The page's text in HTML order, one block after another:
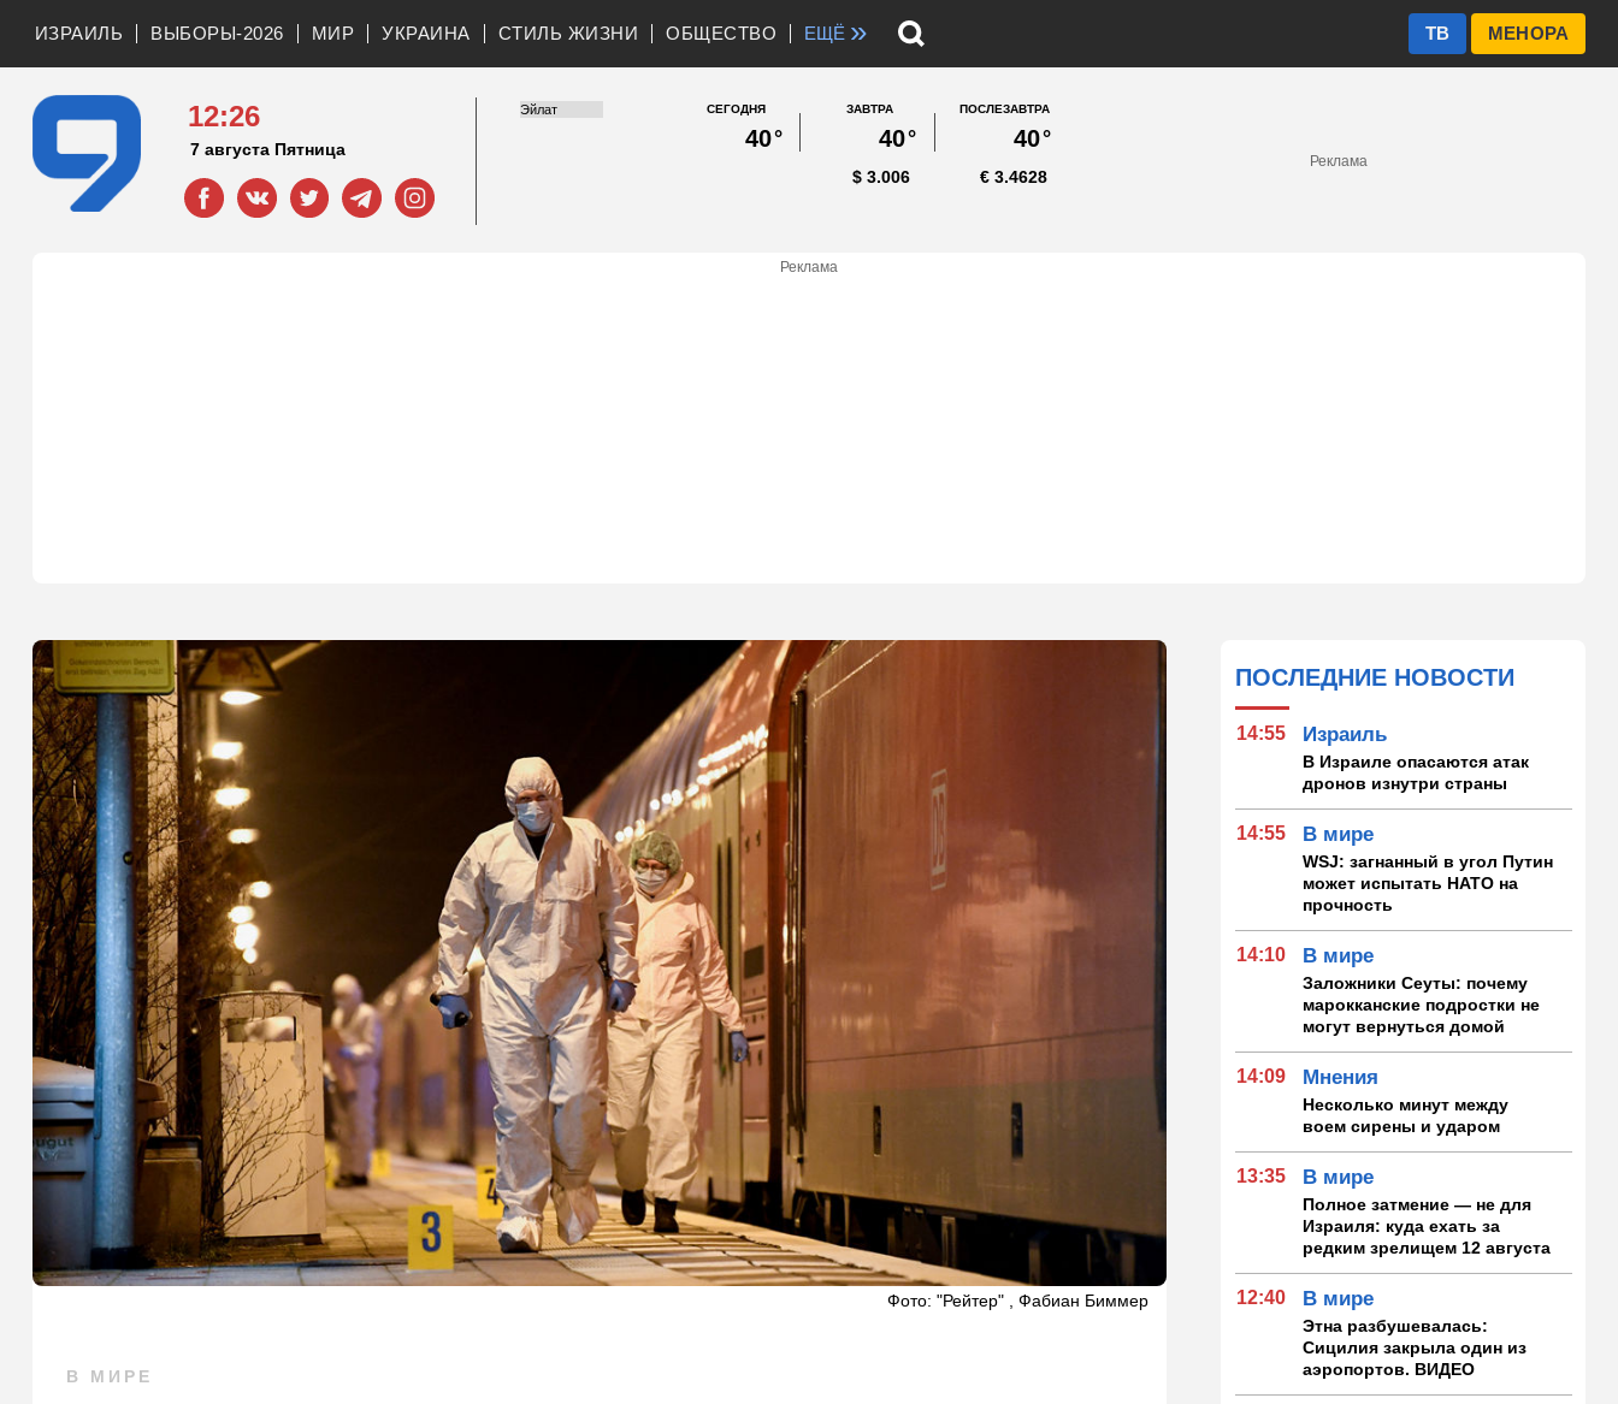
ИЗРАИЛЬ ВЫБОРЫ-2026 МИР УКРАИНА СТИЛЬ ЖИЗНИ ОБЩЕСТВО ЕЩЁ » МЕНОРА
ТВ
12:26
7 августа Пятница
СЕГОДНЯ
40°
ЗАВТРА
40°
ПОСЛЕЗАВТРА
40°
3.006
$ 3.4628
€
Реклама
Реклама
Фото: "Рейтер" , Фабиан Биммер
В МИРЕ
ПОСЛЕДНИЕ НОВОСТИ
14:55 Израиль
В Израиле опасаются атак
дронов изнутри страны
14:55 В мире
WSJ: загнанный в угол Путин
может испытать НАТО на
прочность
14:10 В мире
Заложники Сеуты: почему
марокканские подростки не
могут вернуться домой
14:09 Мнения
Несколько минут между
воем сирены и ударом
13:35 В мире
Полное затмение — не для
Израиля: куда ехать за
редким зрелищем 12 августа
12:40 В мире
Этна разбушевалась:
Сицилия закрыла один из
аэропортов. ВИДЕО